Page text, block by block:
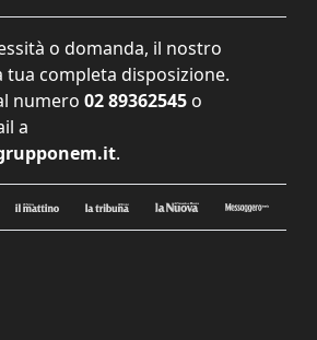
o domanda, il nostro
tua completa disposizione.
numero 02 89362545 o
a
.